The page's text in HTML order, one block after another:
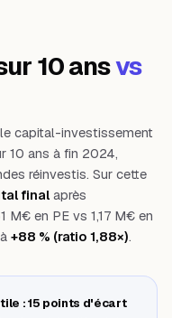
10 ansvs
capital-investissement
10 ans à fin 2024,
réinvestis. Sur cette
final après
en PE vs 1,17 M€ en
+88 % (ratio 1,88×).
: 15 points d'écart